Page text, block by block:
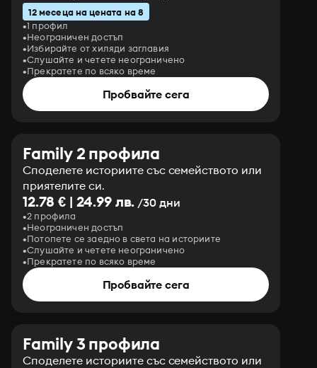
12 месеца на цената на 8
1 профил
Неограничен достъп
Избирайте от хиляди заглавия
Слушайте и четете неограничено
Прекратете по всяко време
Пробвайте сега
Family 2 профила
Споделете историите със семейството или
приятелите си.
12.78 € | 24.99 лв. /30 дни
2 профила
Неограничен достъп
Потопете се заедно в света на историите
Слушайте и четете неограничено
Прекратете по всяко време
Пробвайте сега
Family 3 профила
Споделете историите със семейството или